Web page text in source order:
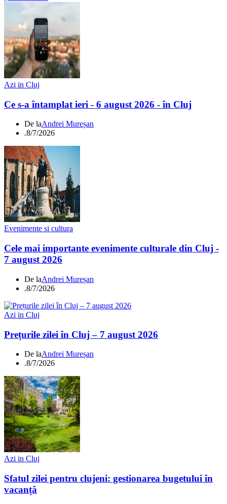
Azi in Cluj
Ce s-a întamplat ieri - 6 august 2026 - în Cluj
De laAndrei Mureșan
.8/7/2026
Evenimente si cultura
Cele mai importante evenimente culturale din Cluj -
7 august 2026
De laAndrei Mureșan
.8/7/2026
Azi in Cluj
Prețurile zilei în Cluj – 7 august 2026
De laAndrei Mureșan
.8/7/2026
Azi in Cluj
Sfatul zilei pentru clujeni: gestionarea bugetului în
vacanță